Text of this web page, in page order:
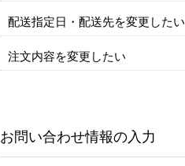
配送指定日・配送先を変更したい
注文内容を変更したい
お問い合わせ情報の入力